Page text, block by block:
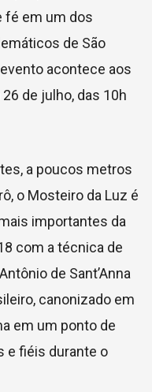
fé em um dos
de São
acontece aos
de julho, das 10h
a poucos metros
o Mosteiro da Luz é
importantes da
com a técnica de
de Sant’Anna
canonizado em
em um ponto de
e fiéis durante o